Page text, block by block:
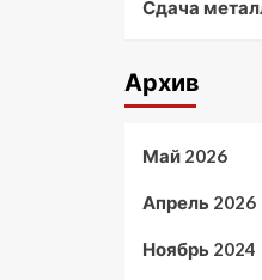
Сдача
Архив
Май 2026
Апрель 2026
Ноябрь 2024